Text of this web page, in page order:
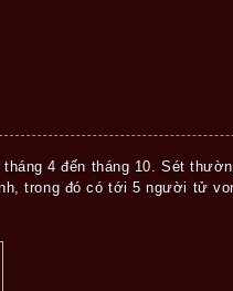
4 đến tháng 10. Sét
trong đó có tới 5 người tử